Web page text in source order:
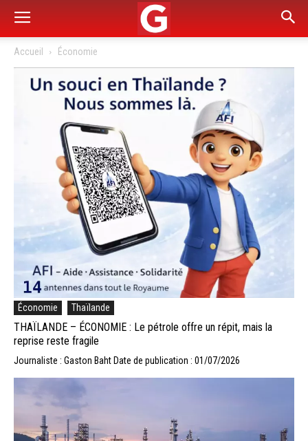
Accueil Économie
Économie Thaïlande
THAÏLANDE – ÉCONOMIE : Le pétrole offre un répit, mais la
reprise reste fragile
Journaliste : Gaston Baht Date de publication : 01/07/2026